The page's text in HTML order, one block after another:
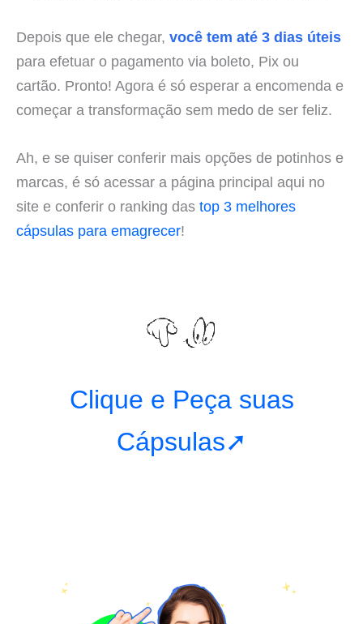
Depois que ele chegar, você tem até 3 dias úteis
para efetuar o pagamento via boleto, Pix ou
cartão. Pronto! Agora é só esperar a encomenda e
começar a transformação sem medo de ser feliz.
Ah, e se quiser conferir mais opções de potinhos e
marcas, é só acessar a página principal aqui no
site e conferir o ranking das top 3 melhores
cápsulas para emagrecer!
Clique e Peça suas
Cápsulas➚